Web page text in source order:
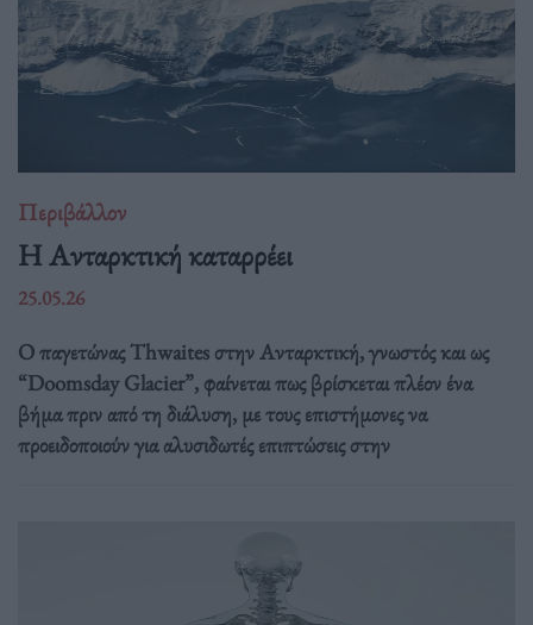
Περιβάλλον
Η Ανταρκτική καταρρέει
25.05.26
Ο παγετώνας Thwaites στην Ανταρκτική, γνωστός και ως
“Doomsday Glacier”, φαίνεται πως βρίσκεται πλέον ένα
βήμα πριν από τη διάλυση, με τους επιστήμονες να
προειδοποιούν για αλυσιδωτές επιπτώσεις στην